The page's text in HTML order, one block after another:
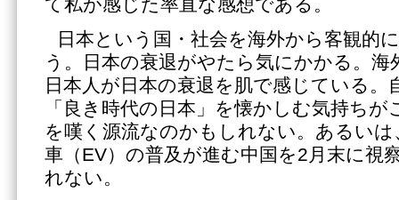
て私が感じた率直な感想である。
日本という国・社会を海外から客観的
う。日本の衰退がやたら気にかかる。
日本人が日本の衰退を肌で感じている。
「良き時代の日本」を懐かしむ気持ち
を嘆く源流なのかもしれない。あるいは
車（EV）の普及が進む中国を2月末に視
れない。